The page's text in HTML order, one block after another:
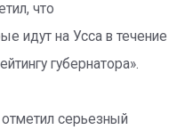
что
идут на Усса в течение
губернатора».
серьезный